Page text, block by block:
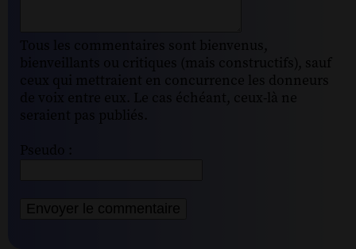
Tous les commentaires sont bienvenus,
bienveillants ou critiques (mais constructifs), sauf
ceux qui mettraient en concurrence les donneurs
de voix entre eux. Le cas échéant, ceux-là ne
seraient pas publiés.
Pseudo :